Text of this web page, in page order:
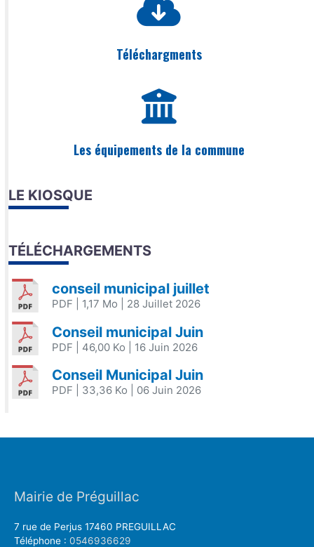
Téléchargments
Les équipements de la commune
LE KIOSQUE
TÉLÉCHARGEMENTS
conseil municipal juillet
PDF | 1,17 Mo | 28 Juillet 2026
Conseil municipal Juin
PDF | 46,00 Ko | 16 Juin 2026
Conseil Municipal Juin
PDF | 33,36 Ko | 06 Juin 2026
Mairie de Préguillac
7 rue de Perjus 17460 PREGUILLAC
Téléphone : 0546936629